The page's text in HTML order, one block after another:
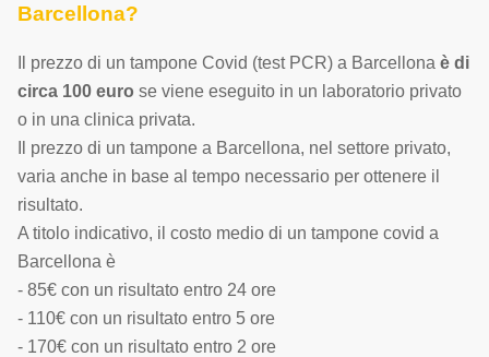
Barcellona?
Il prezzo di un tampone Covid (test PCR) a Barcellona è di
circa 100 euro se viene eseguito in un laboratorio privato
o in una clinica privata.
Il prezzo di un tampone a Barcellona, nel settore privato,
varia anche in base al tempo necessario per ottenere il
risultato.
A titolo indicativo, il costo medio di un tampone covid a
Barcellona è
- 85€ con un risultato entro 24 ore
- 110€ con un risultato entro 5 ore
- 170€ con un risultato entro 2 ore